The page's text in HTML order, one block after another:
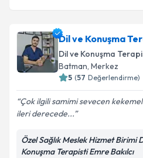
Dil ve Konuşma
Dil ve Konuşma
Batman, Merkez
5 (57 Değerlendirme)
Çok ilgili samimi sevecen
ileri derecede...
Özel Sağlık Meslek Hizmet Birimi
Konuşma Terapisti Emre Bakılcı